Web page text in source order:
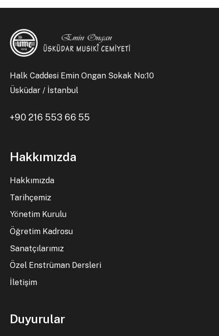
Halk Caddesi Emin Ongan Sokak No:10
Üsküdar / İstanbul
+90 216 553 66 55
Hakkımızda
Hakkımızda
Tarihçemiz
Yönetim Kurulu
Öğretim Kadrosu
Sanatçılarımız
Özel Enstrüman Dersleri
İletişim
Duyurular